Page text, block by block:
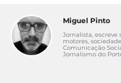
Miguel Pinto
Jornalista, escreve
motores,
Comunicação
Jornalismo do